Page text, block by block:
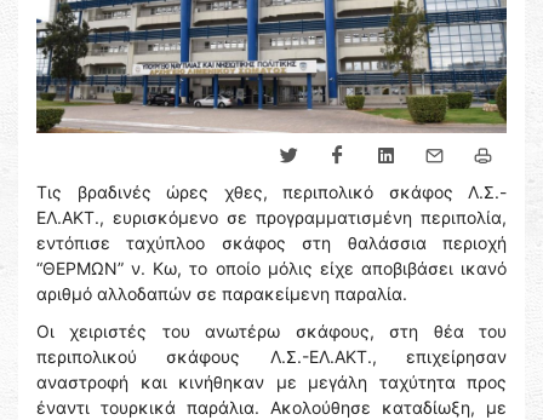
Τις βραδινές ώρες χθες, περιπολικό σκάφος Λ.Σ.-
ΕΛ.ΑΚΤ., ευρισκόμενο σε προγραμματισμένη περιπολία,
εντόπισε ταχύπλοο σκάφος στη θαλάσσια περιοχή
“ΘΕΡΜΩΝ” ν. Κω, το οποίο μόλις είχε αποβιβάσει ικανό
αριθμό αλλοδαπών σε παρακείμενη παραλία.
Οι χειριστές του ανωτέρω σκάφους, στη θέα του
περιπολικού σκάφους Λ.Σ.-ΕΛ.ΑΚΤ., επιχείρησαν
αναστροφή και κινήθηκαν με μεγάλη ταχύτητα προς
έναντι τουρκικά παράλια. Ακολούθησε καταδίωξη, με